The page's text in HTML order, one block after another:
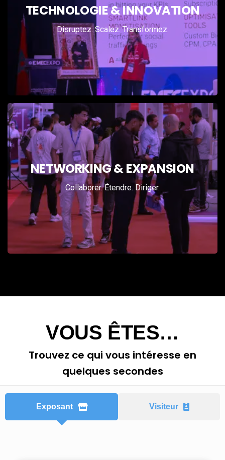
TECHNOLOGIE & INNOVATION
Disruptez. Scalez. Transformez.
Showcases IA, Fintech & DeepTech
Zones de démonstration startups
Innovations technologiques
NETWORKING & EXPANSION
Collaborer. Étendre. Diriger.
Des connexions qui font
grandir
Rendez-vous B2B qualifiés
Tables rondes écosystème
Forums de partenariats panafricains
VOUS ÊTES…
Trouvez ce qui vous intéresse en
quelques secondes
Exposant Visiteur